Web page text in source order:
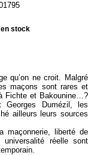
en stock
qu’on ne croit. Malgré
maçons sont rares et
Fichte et Bakounine…?
Dumézil, les
ailleurs leurs sources
maçonnerie, liberté de
réelle sont